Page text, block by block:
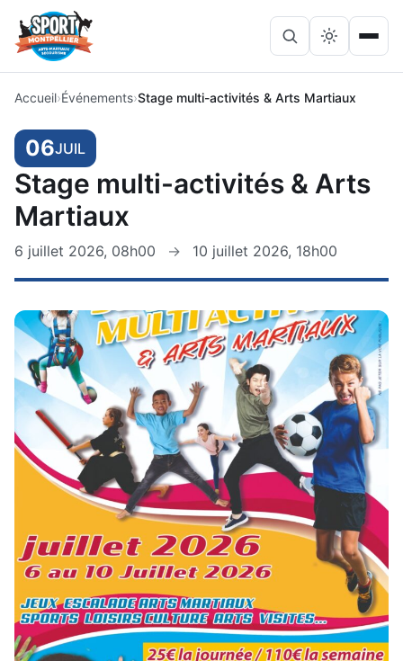
le
menu
Rechercher
sur
le
Lancer
la
recherche
Accueil Événements Stage multi-activités & Arts Martiaux
06JUIL
Stage multi-activités & Arts
Martiaux
6 juillet 2026, 08h00 → 10 juillet 2026, 18h00